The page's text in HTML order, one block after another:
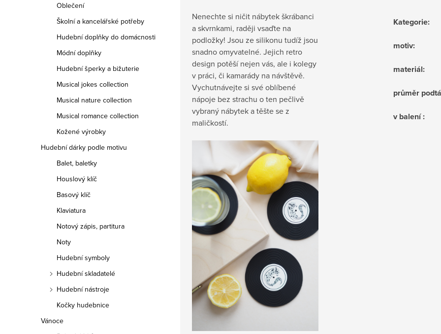
Oblečení
Školní a kancelářské potřeby
Hudební doplňky do domácnosti
Módní doplňky
Hudební šperky a bižuterie
Musical jokes collection
Musical nature collection
Musical romance collection
Kožené výrobky
Hudební dárky podle motivu
Balet, baletky
Houslový klíč
Basový klíč
Klaviatura
Notový zápis, partitura
Noty
Hudební symboly
Hudební skladatelé
Hudební nástroje
Kočky hudebnice
Vánoce
Nenechte si ničit nábytek škrábanci
a skvrnkami, raději vsaďte na
podložky! Jsou ze silikonu tudíž jsou
snadno omyvatelné. Jejich retro
design potěší nejen vás, ale i kolegy
v práci, či kamarády na návštěvě.
Vychutnávejte si své oblíbené
nápoje bez strachu o ten pečlivě
vybraný nábytek a těšte se z
maličkostí.
Kategorie:
motiv:
materiál:
průměr
v balení: